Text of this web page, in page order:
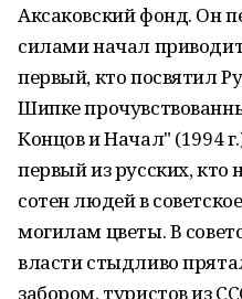
Аксаковский фонд. Он
силами начал
первый, кто посвятил
Шипке
Концов и Начал" (1994
первый из русских, кто
сотен людей в
могилам цветы. В
власти стыдливо
забором, туристов из